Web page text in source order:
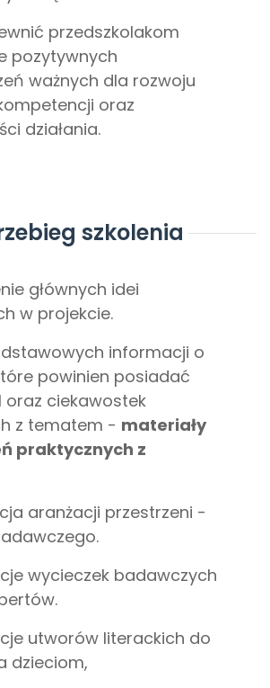
przedszkolakom
pozytywnych
ważnych dla rozwoju
oraz
działania.
szkolenia
głównych idei
w projekcie.
informacji o
powinien posiadać
oraz ciekawostek
z tematem - materiały
praktycznych z
aranżacji przestrzeni -
wycieczek badawczych
utworów literackich do
dzieciom,